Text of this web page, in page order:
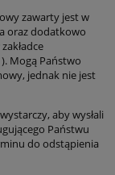
zawarty jest w
oraz dodatkowo
Mogą Państwo
jednak nie jest
aby wysłali
Państwu
do odstąpienia